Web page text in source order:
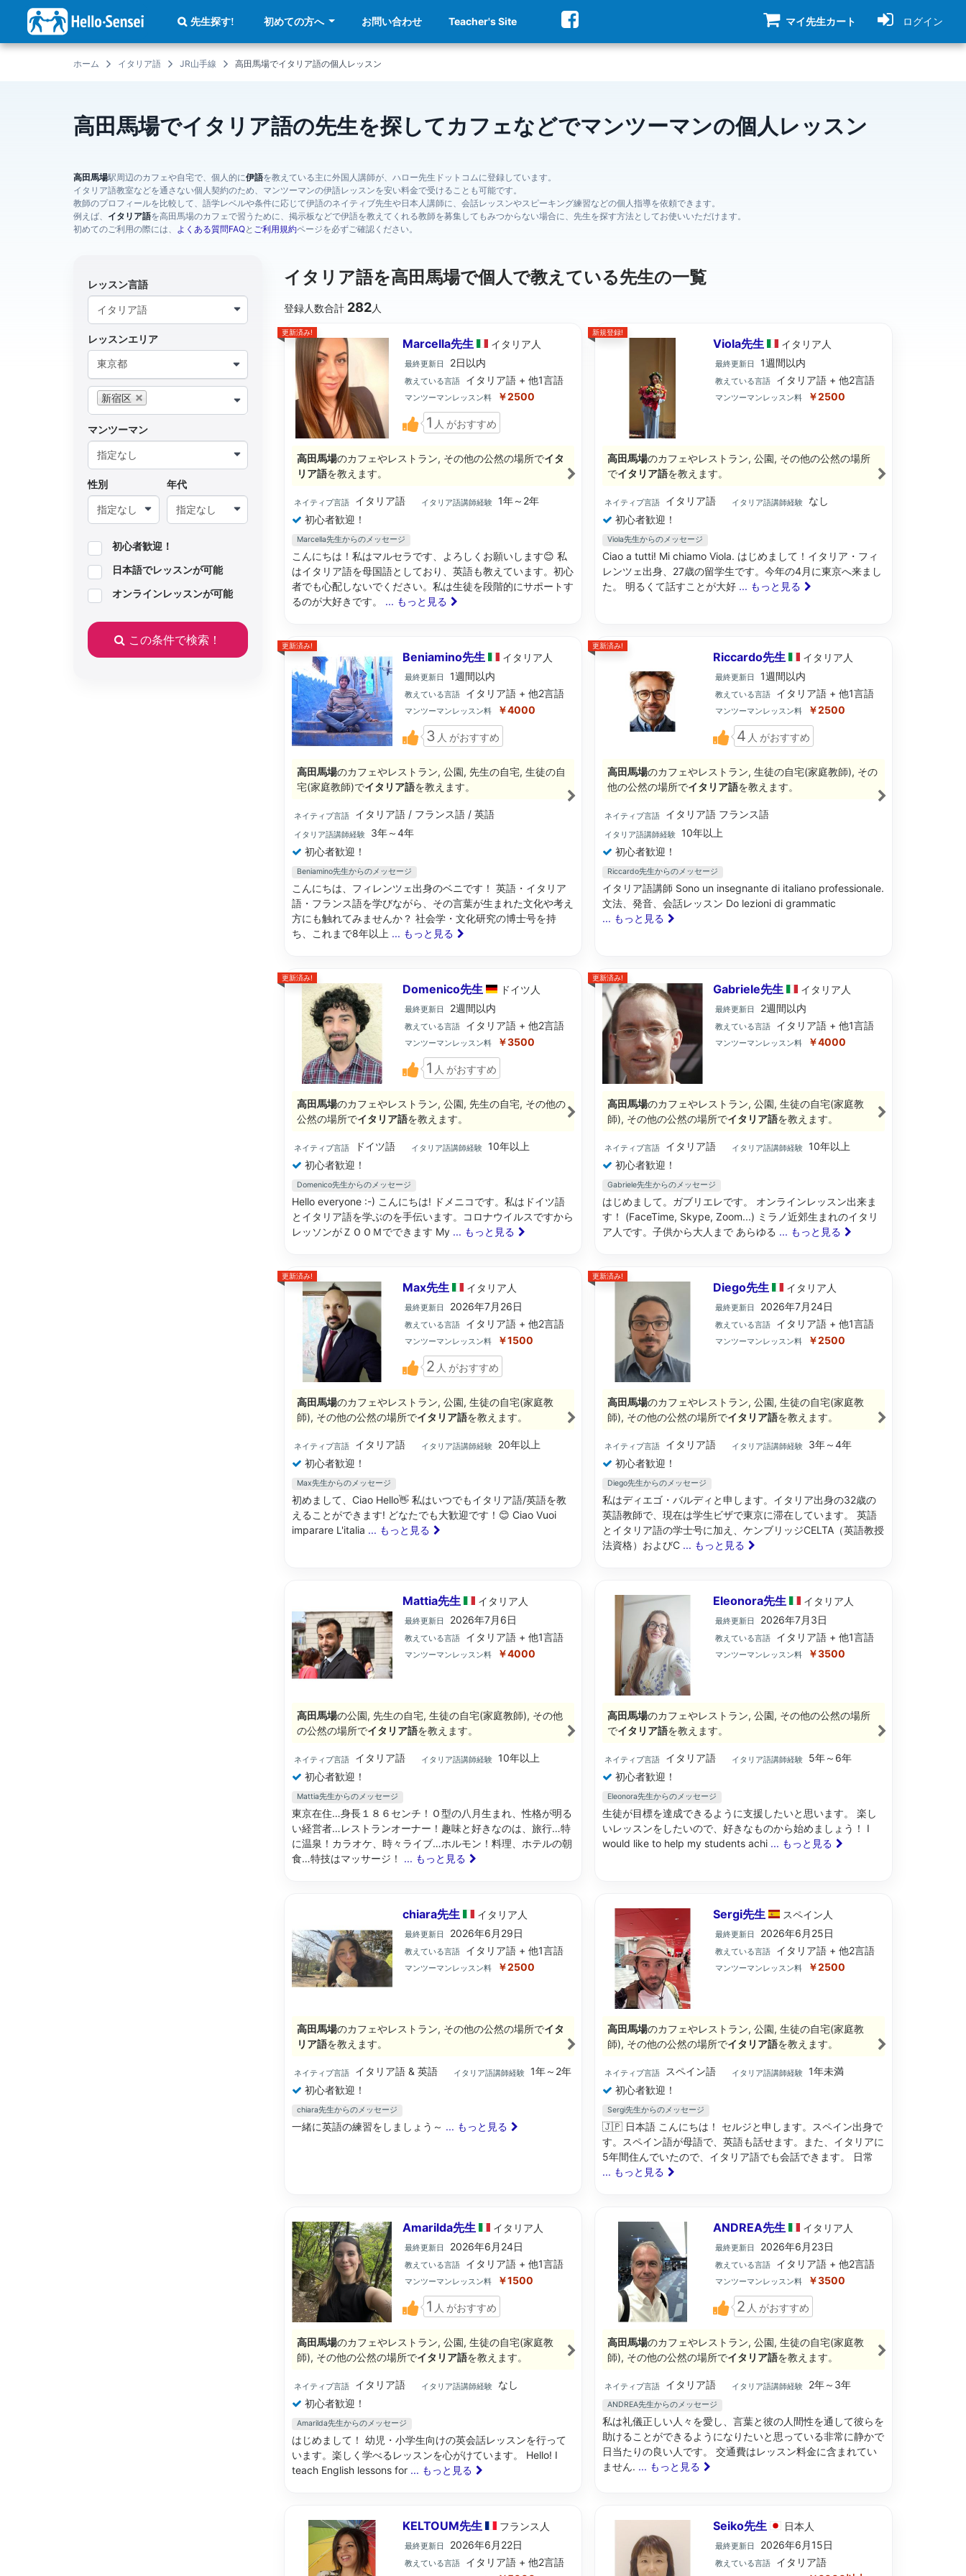
ン
先生探す! 初めての方へ お問い合わせ Teacher's Site マイ先生カート ログイン
ホーム イタリア語 JR山手線 高田馬場でイタリア語の個人レッスン
高田馬場でイタリア語の先生を探してカフェなどでマンツーマンの個人レッスン
高田馬場駅周辺のカフェや自宅で、個人的に伊語を教えている主に外国人講師が、ハロー先生ドットコムに登録しています。
イタリア語教室などを通さない個人契約のため、マンツーマンの伊語レッスンを安い料金で受けることも可能です。
教師のプロフィールを比較して、語学レベルや条件に応じて伊語のネイティブ先生や日本人講師に、会話レッスンやスピーキング練習などの個人指導を依頼できます。
例えば、 イタリア語を高田馬場のカフェで習うために、掲示板などで伊語を教えてくれる教師を募集してもみつからない場合に、先生を探す方法としてお使いいただけます。
初めてのご利用の際には、 よくある質問FAQと ご利用規約ページを必ずご確認ください。
レッスン言語
レッスンエリア
東京都
新宿区
マンツーマン
性別 年代
初心者歓迎！
日本語でレッスンが可能
オンラインレッスンが可能
この条件で検索！
イタリア語を高田馬場で個人で教えている先生の一覧
登録人数合計 282人
更新済み!
Marcella先生 イタリア 人
最終更新日 2日以内
教えている言語 イタリア語 + 他1言語
マンツーマンレッスン料 ￥2500
1 人 がおすすめ
高田馬場のカフェやレストラン, その他の公然の場所でイタ
リア語を教えます。
ネイティブ言語 イタリア語 イタリア語講師経験
1年～2年
初心者歓迎！
Marcella先生からのメッセージ
こんにちは！私はマルセラです、よろしくお願いします😊 私
はイタリア語を母国語としており、英語も教えています。初心
者でも心配しないでください。私は生徒を段階的にサポートす
るのが大好きです。 ... もっと見る
新規登録!
Viola先生 イタリア 人
最終更新日 1週間以内
教えている言語 イタリア語 + 他2言語
マンツーマンレッスン料 ￥2500
高田馬場のカフェやレストラン, 公園, その他の公然の場所
でイタリア語を教えます。
ネイティブ言語 イタリア語 イタリア語講師経験
なし
初心者歓迎！
Viola先生からのメッセージ
Ciao a tutti! Mi chiamo Viola. はじめまして！イタリア・フィ
レンツェ出身、27歳の留学生です。今年の4月に東京へ来まし
た。 明るくて話すことが大好 ... もっと見る
更新済み!
Beniamino先生 イタリア 人
最終更新日 1週間以内
教えている言語 イタリア語 + 他2言語
マンツーマンレッスン料 ￥4000
3 人 がおすすめ
高田馬場のカフェやレストラン, 公園, 先生の自宅, 生徒の自
宅(家庭教師)でイタリア語を教えます。
ネイティブ言語 イタリア語 / フランス語 / 英語
イタリア語講師経験
3年～4年
初心者歓迎！
Beniamino先生からのメッセージ
こんにちは、フィレンツェ出身のベニです！ 英語・イタリア
語・フランス語を学びながら、その言葉が生まれた文化や考え
方にも触れてみませんか？ 社会学・文化研究の博士号を持
ち、これまで8年以上 ... もっと見る
更新済み!
Riccardo先生 イタリア 人
最終更新日 1週間以内
教えている言語 イタリア語 + 他1言語
マンツーマンレッスン料 ￥2500
4 人 がおすすめ
高田馬場のカフェやレストラン, 生徒の自宅(家庭教師), その
他の公然の場所でイタリア語を教えます。
ネイティブ言語 イタリア語 フランス語
イタリア語講師経験
10年以上
初心者歓迎！
Riccardo先生からのメッセージ
イタリア語講師 Sono un insegnante di italiano professionale.
文法、発音、会話レッスン Do lezioni di grammatic
... もっと見る
更新済み!
Domenico先生 ドイツ 人
最終更新日 2週間以内
教えている言語 イタリア語 + 他2言語
マンツーマンレッスン料 ￥3500
1 人 がおすすめ
高田馬場のカフェやレストラン, 公園, 先生の自宅, その他の
公然の場所でイタリア語を教えます。
ネイティブ言語 ドイツ語 イタリア語講師経験
10年以上
初心者歓迎！
Domenico先生からのメッセージ
Hello everyone :-) こんにちは! ドメニコです。私はドイツ語
とイタリア語を学ぶのを手伝います。コロナウイルスですから
レッソンがＺＯＯＭでできます My ... もっと見る
更新済み!
Gabriele先生 イタリア 人
最終更新日 2週間以内
教えている言語 イタリア語 + 他1言語
マンツーマンレッスン料 ￥4000
高田馬場のカフェやレストラン, 公園, 生徒の自宅(家庭教
師), その他の公然の場所でイタリア語を教えます。
ネイティブ言語 イタリア語 イタリア語講師経験
10年以上
初心者歓迎！
Gabriele先生からのメッセージ
はじめまして。ガブリエレです。 オンラインレッスン出来ま
す！ (FaceTime, Skype, Zoom...) ミラノ近郊生まれのイタリ
ア人です。子供から大人まで あらゆる ... もっと見る
更新済み!
Max先生 イタリア 人
最終更新日 2026年7月26日
教えている言語 イタリア語 + 他2言語
マンツーマンレッスン料 ￥1500
2 人 がおすすめ
高田馬場のカフェやレストラン, 公園, 生徒の自宅(家庭教
師), その他の公然の場所でイタリア語を教えます。
ネイティブ言語 イタリア語 イタリア語講師経験
20年以上
初心者歓迎！
Max先生からのメッセージ
初めまして、Ciao Hello👋 私はいつでもイタリア語/英語を教
えることができます! どなたでも大歓迎です！😊 Ciao Vuoi
imparare L'italia ... もっと見る
更新済み!
Diego先生 イタリア 人
最終更新日 2026年7月24日
教えている言語 イタリア語 + 他1言語
マンツーマンレッスン料 ￥2500
高田馬場のカフェやレストラン, 公園, 生徒の自宅(家庭教
師), その他の公然の場所でイタリア語を教えます。
ネイティブ言語 イタリア語 イタリア語講師経験
3年～4年
初心者歓迎！
Diego先生からのメッセージ
私はディエゴ・バルディと申します。イタリア出身の32歳の
英語教師で、現在は学生ビザで東京に滞在しています。 英語
とイタリア語の学士号に加え、ケンブリッジCELTA（英語教授
法資格）およびC ... もっと見る
Mattia先生 イタリア 人
最終更新日 2026年7月6日
教えている言語 イタリア語 + 他1言語
マンツーマンレッスン料 ￥4000
高田馬場の公園, 先生の自宅, 生徒の自宅(家庭教師), その他
の公然の場所でイタリア語を教えます。
ネイティブ言語 イタリア語 イタリア語講師経験
10年以上
初心者歓迎！
Mattia先生からのメッセージ
東京在住…身長１８６センチ！Ｏ型の八月生まれ、性格が明る
い経営者…レストランオーナー！趣味と好きなのは、旅行…特
に温泉！カラオケ、時々ライブ…ホルモン！料理、ホテルの朝
食…特技はマッサージ！ ... もっと見る
Eleonora先生 イタリア 人
最終更新日 2026年7月3日
教えている言語 イタリア語 + 他1言語
マンツーマンレッスン料 ￥3500
高田馬場のカフェやレストラン, 公園, その他の公然の場所
でイタリア語を教えます。
ネイティブ言語 イタリア語 イタリア語講師経験
5年～6年
初心者歓迎！
Eleonora先生からのメッセージ
生徒が目標を達成できるように支援したいと思います。 楽し
いレッスンをしたいので、好きなものから始めましょう！ I
would like to help my students achi ... もっと見る
chiara先生 イタリア 人
最終更新日 2026年6月29日
教えている言語 イタリア語 + 他1言語
マンツーマンレッスン料 ￥2500
高田馬場のカフェやレストラン, その他の公然の場所でイタ
リア語を教えます。
ネイティブ言語 イタリア語 & 英語 イタリア語講師経験
1年～2年
初心者歓迎！
chiara先生からのメッセージ
一緒に英語の練習をしましょう～ ... もっと見る
Sergi先生 スペイン 人
最終更新日 2026年6月25日
教えている言語 イタリア語 + 他2言語
マンツーマンレッスン料 ￥2500
高田馬場のカフェやレストラン, 公園, 生徒の自宅(家庭教
師), その他の公然の場所でイタリア語を教えます。
ネイティブ言語 スペイン語 イタリア語講師経験
1年未満
初心者歓迎！
Sergi先生からのメッセージ
🇯🇵 日本語 こんにちは！ セルジと申します。スペイン出身で
す。スペイン語が母語で、英語も話せます。また、イタリアに
5年間住んでいたので、イタリア語でも会話できます。 日常
... もっと見る
Amarilda先生 イタリア 人
最終更新日 2026年6月24日
教えている言語 イタリア語 + 他1言語
マンツーマンレッスン料 ￥1500
1 人 がおすすめ
高田馬場のカフェやレストラン, 公園, 生徒の自宅(家庭教
師), その他の公然の場所でイタリア語を教えます。
ネイティブ言語 イタリア語 イタリア語講師経験
なし
初心者歓迎！
Amarilda先生からのメッセージ
はじめまして！ 幼児・小学生向けの英会話レッスンを行って
います。楽しく学べるレッスンを心がけています。 Hello! I
teach English lessons for ... もっと見る
ANDREA先生 イタリア 人
最終更新日 2026年6月23日
教えている言語 イタリア語 + 他2言語
マンツーマンレッスン料 ￥3500
2 人 がおすすめ
高田馬場のカフェやレストラン, 公園, 生徒の自宅(家庭教
師), その他の公然の場所でイタリア語を教えます。
ネイティブ言語 イタリア語 イタリア語講師経験 2年～3年
ANDREA先生からのメッセージ
私は礼儀正しい人々を愛し、言葉と彼の人間性を通して彼らを
助けることができるようになりたいと思っている非常に静かで
日当たりの良い人です。 交通費はレッスン料金に含まれてい
ません. ... もっと見る
KELTOUM先生 フランス 人
最終更新日 2026年6月22日
教えている言語 イタリア語 + 他2言語
Seiko先生 日本 人
最終更新日 2026年6月15日
教えている言語 イタリア語